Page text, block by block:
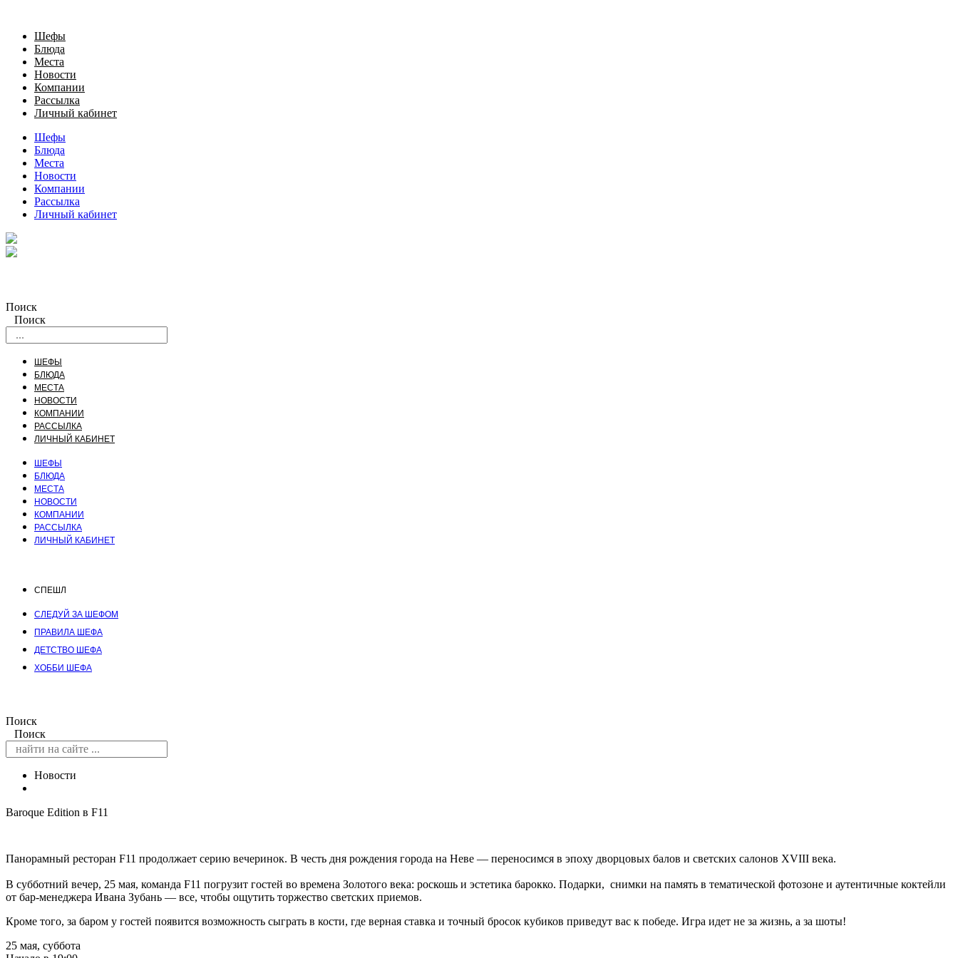
Шефы
Блюда
Места
Новости
Компании
Рассылка
Личный кабинет
Шефы
Блюда
Места
Новости
Компании
Рассылка
Личный кабинет
Поиск
Поиск
ШЕФЫ
БЛЮДА
МЕСТА
НОВОСТИ
КОМПАНИИ
РАССЫЛКА
ЛИЧНЫЙ КАБИНЕТ
ШЕФЫ
БЛЮДА
МЕСТА
НОВОСТИ
КОМПАНИИ
РАССЫЛКА
ЛИЧНЫЙ КАБИНЕТ
СПЕШЛ
СЛЕДУЙ ЗА ШЕФОМ
ПРАВИЛА ШЕФА
ДЕТСТВО ШЕФА
ХОББИ ШЕФА
Поиск
Поиск
Новости
Baroque Edition в F11
Панорамный ресторан F11 продолжает серию вечеринок. В честь дня рождения города на Неве — переносимся в эпоху дворцовых балов и светских салонов XVIII века.
В субботний вечер, 25 мая, команда F11 погрузит гостей во времена Золотого века: роскошь и эстетика барокко. Подарки, снимки на память в тематической фотозоне и аутентичные коктейли
от бар-менеджера Ивана Зубань — все, чтобы ощутить торжество светских приемов.
Кроме того, за баром у гостей появится возможность сыграть в кости, где верная ставка и точный бросок кубиков приведут вас к победе. Игра идет не за жизнь, а за шоты!
25 мая, суббота